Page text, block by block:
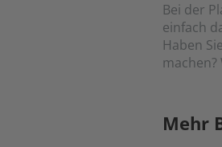
Bei der
einfach
Haben
Mehr